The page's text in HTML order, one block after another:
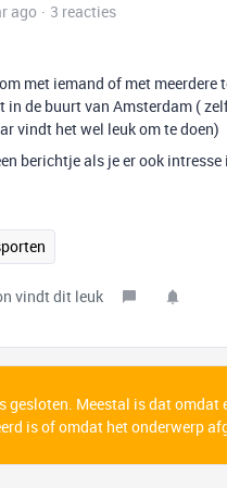
ago
3 reacties
met iemand of met meerdere
in de buurt van Amsterdam (
vindt het wel leuk om te doen)
berichtje als je er ook intresse
vindt dit leuk
gesloten. Meestal is dat omdat
is of omdat het onderwerp